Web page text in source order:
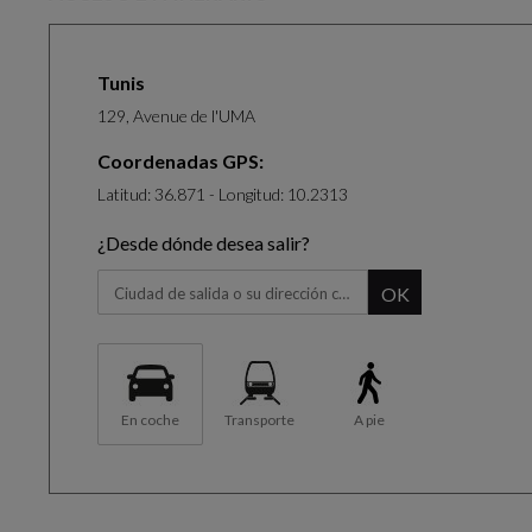
Tunis
129, Avenue de l'UMA
Coordenadas GPS:
Latitud: 36.871 - Longitud: 10.2313
¿Desde dónde desea salir?
OK
En coche Transporte A pie